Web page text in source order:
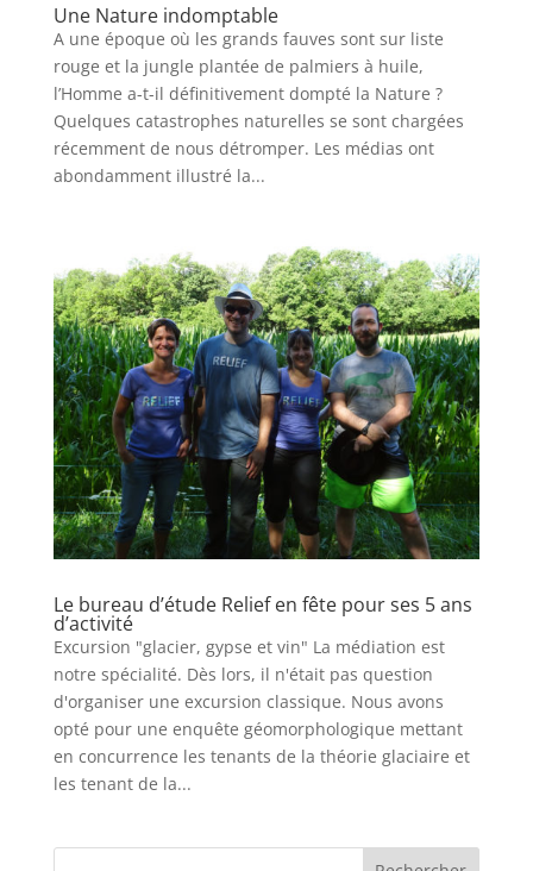
Une Nature indomptable
A une époque où les grands fauves sont sur liste
rouge et la jungle plantée de palmiers à huile,
l’Homme a-t-il définitivement dompté la Nature ?
Quelques catastrophes naturelles se sont chargées
récemment de nous détromper. Les médias ont
abondamment illustré la...
Le bureau d’étude Relief en fête pour ses 5 ans
d’activité
Excursion "glacier, gypse et vin" La médiation est
notre spécialité. Dès lors, il n'était pas question
d'organiser une excursion classique. Nous avons
opté pour une enquête géomorphologique mettant
en concurrence les tenants de la théorie glaciaire et
les tenant de la...